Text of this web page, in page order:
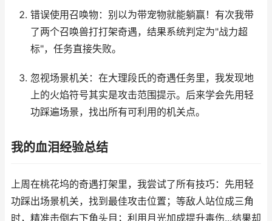
错误使用召唤物：别以为带宠物就能躺赢！有次我带
了两个召唤兽打打架奇遇，结果系统判定为"战力超
标"，任务直接失败。
忽视场景机关：在大理段氏的奇遇任务里，我发现地
上的火焰符号其实是攻击范围提示。后来学会先用轻
功踩遍场景，找出所有可利用的机关点。
我的血泪经验总结
上周在桃花坞的奇遇打架里，我尝试了所有技巧：先用轻
功踩出场景机关，找到最佳攻击位置；等敌人站位成三角
时，精准击倒右下角头目；利用月光加成提升毒伤...结果却